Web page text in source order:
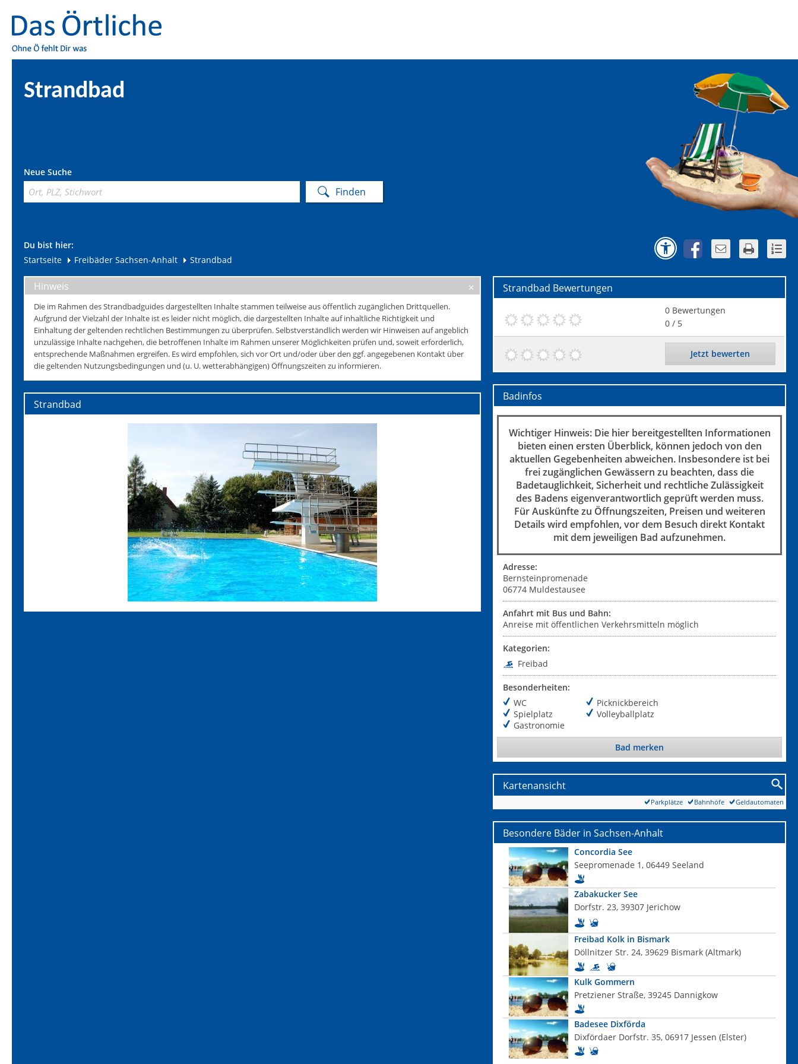
Strandbad
Neue Suche
Du bist hier:
Startseite
Freibäder Sachsen-Anhalt Strandbad
Hinweis
Die im Rahmen des Strandbadguides dargestellten Inhalte stammen teilweise aus öffentlich zugänglichen Drittquellen.
Aufgrund der Vielzahl der Inhalte ist es leider nicht möglich, die dargestellten Inhalte auf inhaltliche Richtigkeit und
Einhaltung der geltenden rechtlichen Bestimmungen zu überprüfen. Selbstverständlich werden wir Hinweisen auf angeblich
unzulässige Inhalte nachgehen, die betroffenen Inhalte im Rahmen unserer Möglichkeiten prüfen und, soweit erforderlich,
entsprechende Maßnahmen ergreifen. Es wird empfohlen, sich vor Ort und/oder über den ggf. angegebenen Kontakt über
die geltenden Nutzungsbedingungen und (u. U. wetterabhängigen) Öffnungszeiten zu informieren.
Strandbad
Strandbad Bewertungen
0 Bewertungen
0 / 5
Jetzt bewerten
Badinfos
Wichtiger Hinweis: Die hier bereitgestellten Informationen
bieten einen ersten Überblick, können jedoch von den
aktuellen Gegebenheiten abweichen. Insbesondere ist bei
frei zugänglichen Gewässern zu beachten, dass die
Badetauglichkeit, Sicherheit und rechtliche Zulässigkeit
des Badens eigenverantwortlich geprüft werden muss.
Für Auskünfte zu Öffnungszeiten, Preisen und weiteren
Details wird empfohlen, vor dem Besuch direkt Kontakt
mit dem jeweiligen Bad aufzunehmen.
Adresse:
Bernsteinpromenade
06774 Muldestausee
Anfahrt mit Bus und Bahn:
Anreise mit öffentlichen Verkehrsmitteln möglich
Kategorien:
Freibad
Besonderheiten:
WC
Spielplatz
Gastronomie
Picknickbereich
Volleyballplatz
Bad merken
Kartenansicht
Geldautomaten
Bahnhöfe
Parkplätze
Besondere Bäder in Sachsen-Anhalt
Concordia See
Seepromenade 1, 06449 Seeland
Zabakucker See
Dorfstr. 23, 39307 Jerichow
Freibad Kolk in Bismark
Döllnitzer Str. 24, 39629 Bismark (Altmark)
Kulk Gommern
Pretziener Straße, 39245 Dannigkow
Badesee Dixförda
Dixfördaer Dorfstr. 35, 06917 Jessen (Elster)